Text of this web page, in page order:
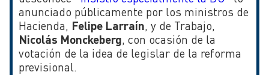
anunciado públicamente por los ministros de
Hacienda, Felipe Larraín, y de Trabajo,
Nicolás Monckeberg, con ocasión de la
votación de la idea de legislar de la reforma
previsional.